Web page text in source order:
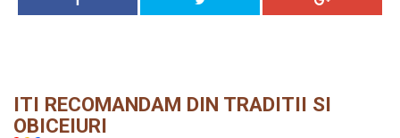
ITI RECOMANDAM DIN TRADITII SI
OBICEIURI